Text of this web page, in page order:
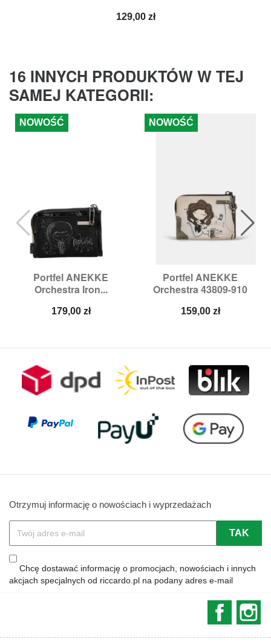
Cena
129,00 zł
16 INNYCH PRODUKTÓW W TEJ
SAMEJ KATEGORII:
Portfel ANEKKE
Orchestra Iron...
Cena
179,00 zł
NOWOŚĆ
Portfel ANEKKE
Orchestra 43809-910
Cena
159,00 zł
NOWOŚĆ
Otrzymuj informację o nowościach i wyprzedażach
Chcę dostawać informację o promocjach, nowościach i innych
akcjach specjalnych od riccardo.pl na podany adres e-mail